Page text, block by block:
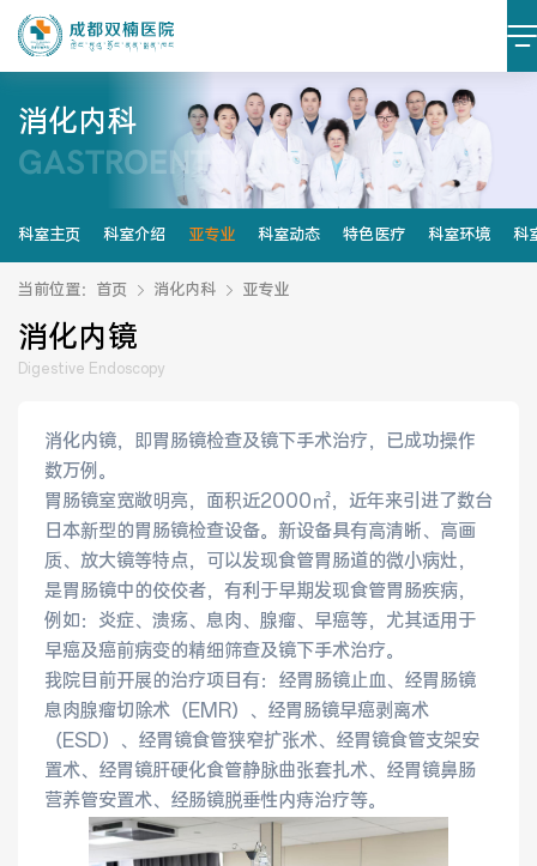
医院简介 医院文化
设施设备 环境照片
大事记
健康管理体检 手术科室
非手术科室 其他科室
医技科室
专家团队
消化内科
GASTROENTEROLOGY
科室主页 科室介绍 亚专业 科室动态 特色医疗 科室环境 科
当前位置： 首页 消化内科 亚专业
消化内镜
Digestive Endoscopy
消化内镜，即胃肠镜检查及镜下手术治疗，已成功操作
数万例。
胃肠镜室宽敞明亮，面积近2000㎡，近年来引进了数台
日本新型的胃肠镜检查设备。新设备具有高清晰、高画
质、放大镜等特点，可以发现食管胃肠道的微小病灶，
是胃肠镜中的佼佼者，有利于早期发现食管胃肠疾病，
例如：炎症、溃疡、息肉、腺瘤、早癌等，尤其适用于
早癌及癌前病变的精细筛查及镜下手术治疗。
我院目前开展的治疗项目有：经胃肠镜止血、经胃肠镜
息肉腺瘤切除术（EMR）、经胃肠镜早癌剥离术
（ESD）、经胃镜食管狭窄扩张术、经胃镜食管支架安
置术、经胃镜肝硬化食管静脉曲张套扎术、经胃镜鼻肠
营养管安置术、经肠镜脱垂性内痔治疗等。